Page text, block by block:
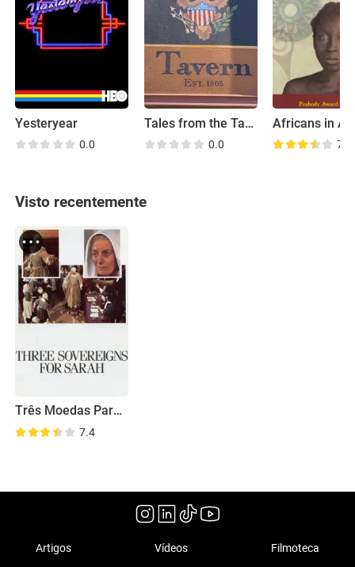
Yesteryear
0.0
Tales from the Tavern
0.0 7.7
Visto recentemente
Três Moedas Para Sarah
7.4
Artigos Vídeos Filmoteca